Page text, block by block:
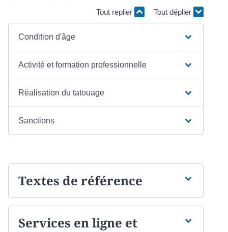
Tout replier Tout déplier
Condition d'âge
Activité et formation professionnelle
Réalisation du tatouage
Sanctions
Textes de référence
Services en ligne et